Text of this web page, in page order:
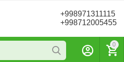
+998971311115
+998712005455
0